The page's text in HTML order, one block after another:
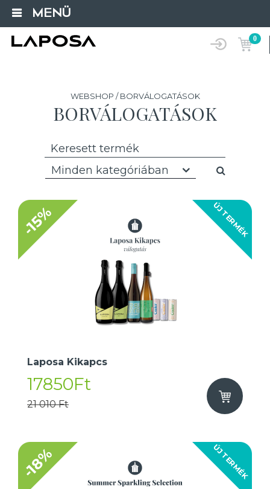
MENÜ
0
WEBSHOP / BORVÁLOGATÁSOK
BORVÁLOGATÁSOK
Minden kategóriában
ÚJ TERMÉK
-15%
Laposa Kikapcs
17850Ft
21 010 Ft
ÚJ TERMÉK
-18%